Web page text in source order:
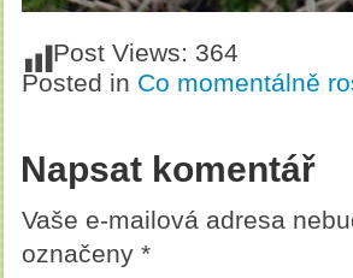
Post Views: 364
Posted in Co momentálně
Napsat komentář
Vaše e-mailová adresa
označeny *